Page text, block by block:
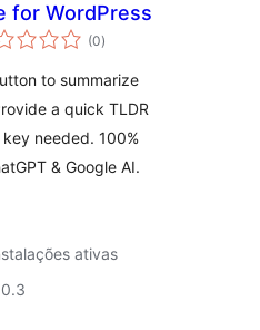
for WordPress
(0avaliações
totais
)
to summarize
a quick TLDR
needed. 100%
& Google AI.
ativas